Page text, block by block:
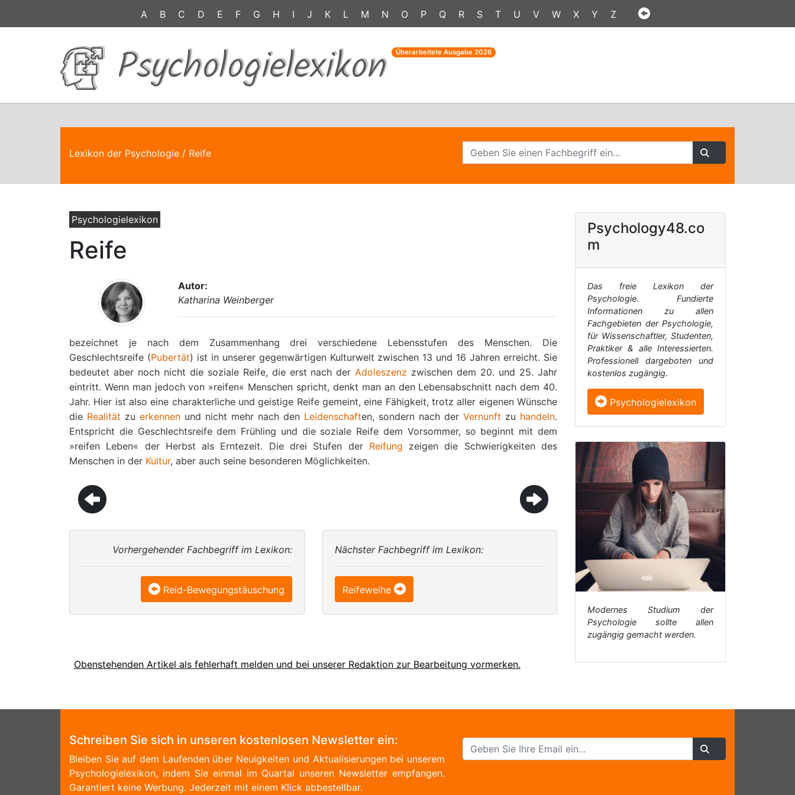
A B C D E F G H I J K L M N O P Q R S T U V W X Y Z
Psychologielexikon Überarbeitete Ausgabe 2026
Lexikon der Psychologie / Reife
Psychologielexikon
Reife
Autor:
Katharina Weinberger
bezeichnet je nach dem Zusammenhang drei verschiedene Lebensstufen des Menschen. Die
Geschlechtsreife (Pubertät) ist in unserer gegenwärtigen Kulturwelt zwischen 13 und 16 Jahren erreicht. Sie
bedeutet aber noch nicht die soziale Reife, die erst nach derAdoleszenz zwischen dem 20. und 25. Jahr
eintritt. Wenn man jedoch von »reifen« Menschen spricht, denkt man an den Lebensabschnitt nach dem 40.
Jahr. Hier ist also eine charakterliche und geistige Reife gemeint, eine Fähigkeit, trotz aller eigenen Wünsche
die Realität zu erkennen und nicht mehr nach den Leidenschaften, sondern nach der Vernunft zu handeln.
Entspricht die Geschlechtsreife dem Frühling und die soziale Reife dem Vorsommer, so beginnt mit dem
»reifen Leben« der Herbst als Erntezeit. Die drei Stufen der Reifung zeigen die Schwierigkeiten des
Menschen in der Kultur, aber auch seine besonderen Möglichkeiten.
Vorhergehender Fachbegriff im Lexikon:
Reid-Bewegungstäuschung
Nächster Fachbegriff im Lexikon:
Reifeweihe
Obenstehenden Artikel als fehlerhaft melden und bei unserer Redaktion zur Bearbeitung vormerken.
Psychology48.co
m
Das freie Lexikon der
Psychologie. Fundierte
Informationen zu allen
Fachgebieten der Psychologie,
für Wissenschaftler, Studenten,
Praktiker & alle Interessierten.
Professionell dargeboten und
kostenlos zugängig.
Psychologielexikon
Modernes Studium der
Psychologie sollte allen
zugängig gemacht werden.
Schreiben Sie sich in unseren kostenlosen Newsletter ein:
Bleiben Sie auf dem Laufenden über Neuigkeiten und Aktualisierungen bei unserem
Psychologielexikon, indem Sie einmal im Quartal unseren Newsletter empfangen.
Garantiert keine Werbung. Jederzeit mit einem Klick abbestellbar.